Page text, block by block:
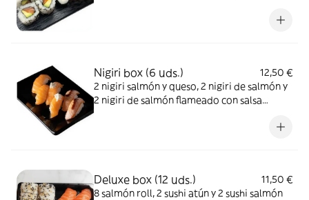
Nigiri box (6 uds.)
12,50 €
2 nigiri salmón y queso, 2 nigiri de salmón y
2 nigiri de salmón flameado con salsa
Deluxe box (12 uds.)
11,50 €
8 salmón roll, 2 sushi atún y 2 sushi salmón